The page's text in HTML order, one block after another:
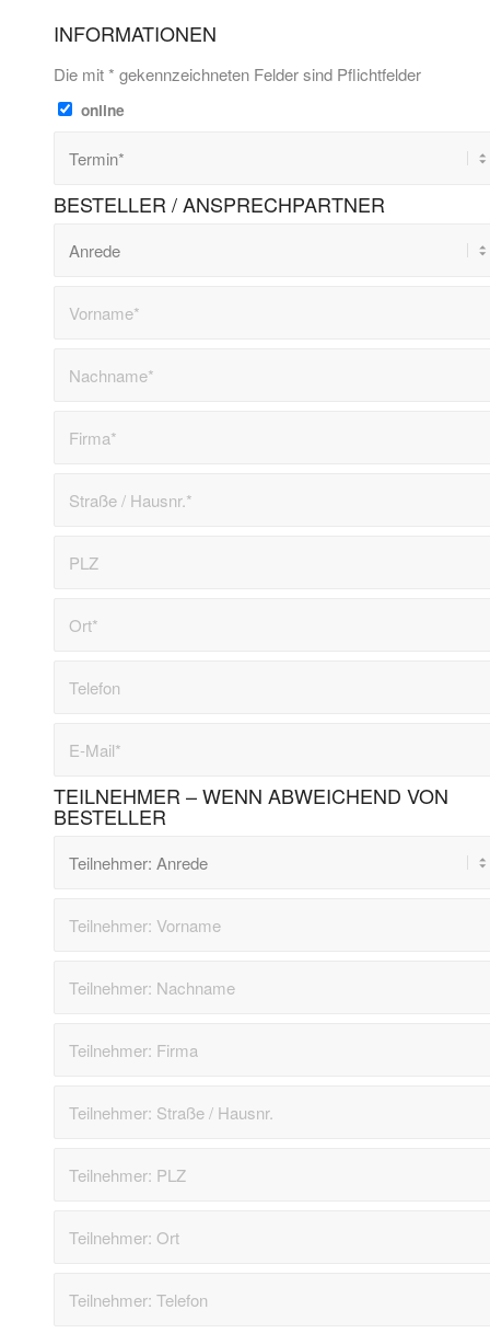
INFORMATIONEN
Die mit * gekennzeichneten Felder sind Pflichtfelder
online
BESTELLER / ANSPRECHPARTNER
TEILNEHMER – WENN ABWEICHEND VON
BESTELLER